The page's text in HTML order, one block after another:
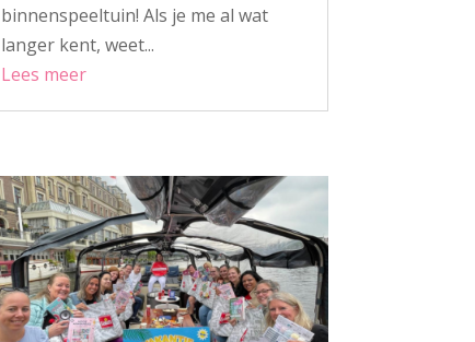
binnenspeeltuin! Als je me al wat
langer kent, weet...
Lees meer